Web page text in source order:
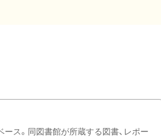
ス。同図書館が所蔵する図書、レポー